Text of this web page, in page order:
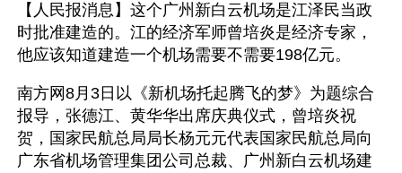
【人民报消息】这个广州新白云机场是江泽民当政
时批准建造的。江的经济军师曾培炎是经济专家，
他应该知道建造一个机场需要不需要198亿元。
南方网8月3日以《新机场托起腾飞的梦》为题综合
报导，张德江、黄华华出席庆典仪式，曾培炎祝
贺，国家民航总局局长杨元元代表国家民航总局向
广东省机场管理集团公司总裁、广州新白云机场建